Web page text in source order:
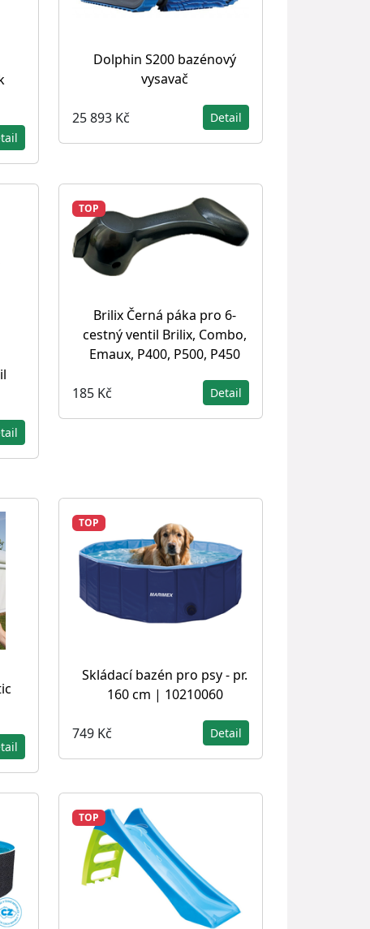
Dolphin S200 bazénový
vysavač
25 893 Kč Detail
TOP
Brilix Černá páka pro 6-
cestný ventil Brilix, Combo,
Emaux, P400, P500, P450
185 Kč Detail
TOP
Skládací bazén pro psy - pr.
160 cm | 10210060
749 Kč Detail
TOP